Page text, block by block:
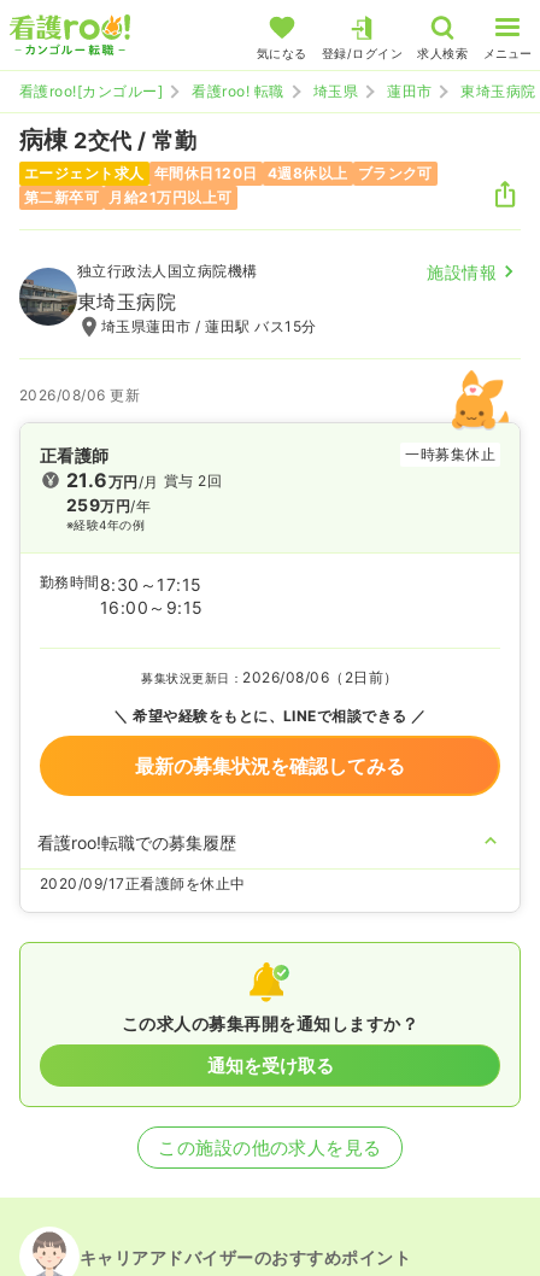
気になる 登録/ログイン 求人検索 メニュー
看護roo![カンゴルー] 看護roo! 転職 埼玉県 蓮田市 東埼玉病院
病棟 2交代 / 常勤
エージェント求人 年間休日120日 4週8休以上
ブランク可
第二新卒可
月給21万円以上可
独立行政法人国立病院機構 施設情報
東埼玉病院
埼玉県蓮田市 / 蓮田駅 バス15分
2026/08/06 更新
正看護師 一時募集休止
21.6万円/月
259万円/年
※経験4年の例
賞与 2回
勤務時間 8:30～17:15
16:00～9:15
募集状況更新日： 2026/08/06（2日前）
希望や経験をもとに、LINEで相談できる
最新の募集状況を確認してみる
看護roo!転職での募集履歴
2020/09/17正看護師を休止中
この求人の募集再開を通知しますか？
通知を受け取る
この施設の他の求人を見る
キャリアアドバイザーのおすすめポイント